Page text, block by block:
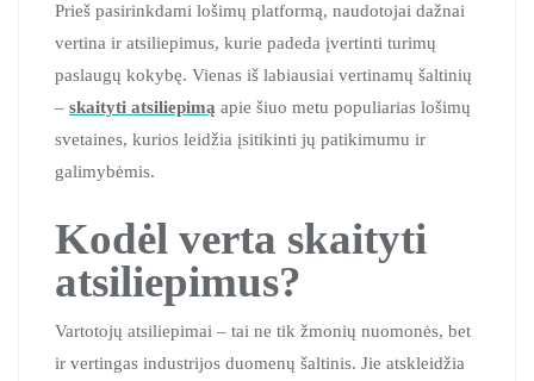
Prieš pasirinkdami lošimų platformą, naudotojai dažnai
vertina ir atsiliepimus, kurie padeda įvertinti turimų
paslaugų kokybę. Vienas iš labiausiai vertinamų šaltinių
– skaityti atsiliepimą apie šiuo metu populiarias lošimų
svetaines, kurios leidžia įsitikinti jų patikimumu ir
galimybėmis.
Kodėl verta skaityti
atsiliepimus?
Vartotojų atsiliepimai – tai ne tik žmonių nuomonės, bet
ir vertingas industrijos duomenų šaltinis. Jie atskleidžia